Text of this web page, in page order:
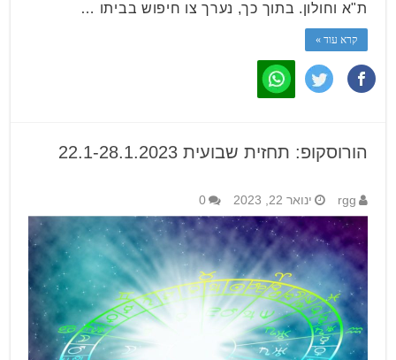
ת"א וחולון. בתוך כך, נערך צו חיפוש בביתו …
קרא עוד »
הורוסקופ: תחזית שבועית 22.1-28.1.2023
rgg ינואר 22, 2023 0